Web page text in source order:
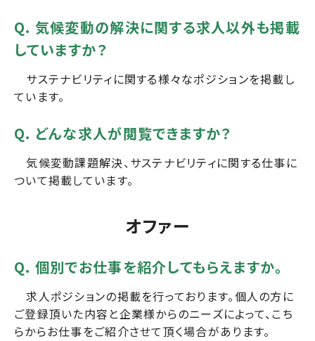
Q. 気候変動の解決に関する求人以外も掲載
していますか？
サステナビリティに関する様々なポジションを掲載し
ています。
Q. どんな求人が閲覧できますか？
気候変動課題解決、サステナビリティに関する仕事に
ついて掲載しています。
オファー
Q. 個別でお仕事を紹介してもらえますか。
求人ポジションの掲載を行っております。個人の方に
ご登録頂いた内容と企業様からのニーズによって、こち
らからお仕事をご紹介させて頂く場合があります。